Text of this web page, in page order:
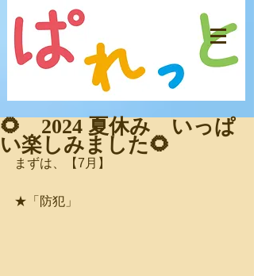
🌻 2024 夏休み いっぱ
い楽しみました🌻
まずは、【7月】
★「防犯」